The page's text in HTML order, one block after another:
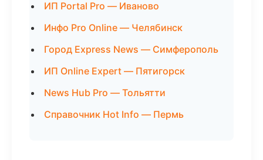
ИП Portal Pro — Иваново
Инфо Pro Online — Челябинск
Город Express News — Симферополь
ИП Online Expert — Пятигорск
News Hub Pro — Тольятти
Справочник Hot Info — Пермь